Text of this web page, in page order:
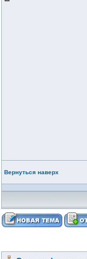
Вернуться наверх